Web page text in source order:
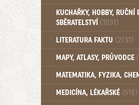
KUCHAŘKY, HOBBY, RUČNÍ
SBĚRATELSTVÍ (1031)
Dům a byt (102)
LITERATURA FAKTU (2731)
Katalogy (503)
MAPY, ATLASY, PRŮVODCE
MATEMATIKA, FYZIKA,
MEDICÍNA, LÉKAŘSKÉ (518)